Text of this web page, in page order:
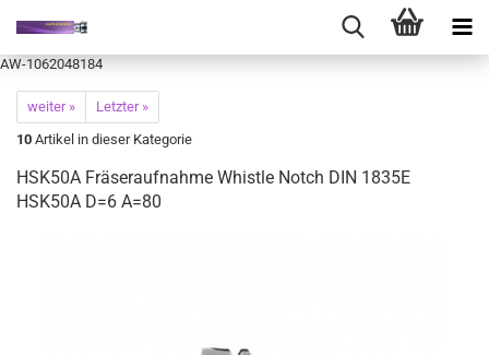
AW-1062048184
weiter »
Letzter »
10 Artikel in dieser Kategorie
HSK50A Fräseraufnahme Whistle Notch DIN 1835E
HSK50A D=6 A=80